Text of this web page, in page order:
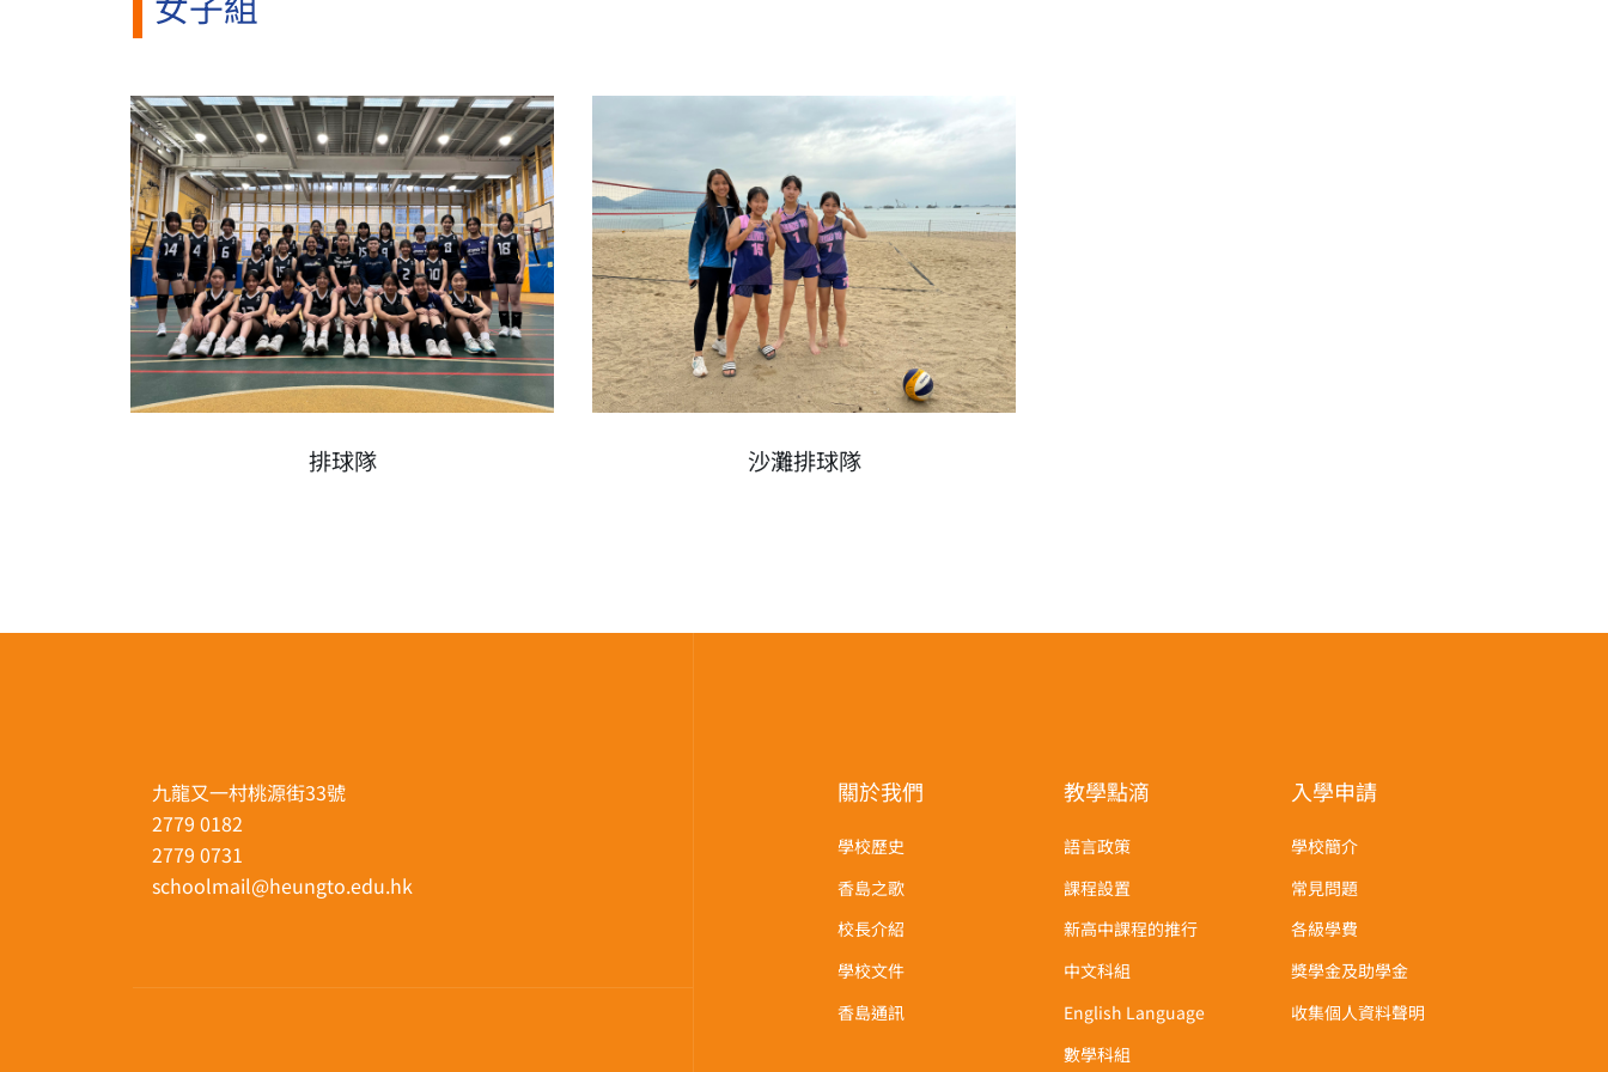
排球隊 沙灘排球隊
九龍又一村桃源街33號
2779 0182
2779 0731
schoolmail@heungto.edu.hk
關於我們
學校歷史
香島之歌
校長介紹
學校文件
香島通訊
教學點滴
語言政策
課程設置
新高中課程的推行
中文科組
English Language
數學科組
入學申請
學校簡介
常見問題
各級學費
獎學金及助學金
收集個人資料聲明